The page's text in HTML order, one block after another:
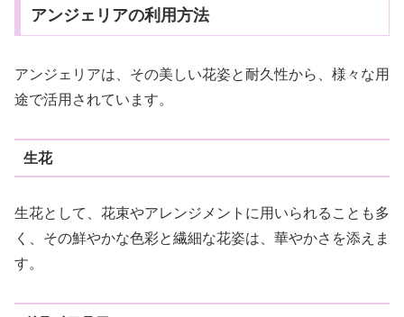
アンジェリアの利用方法
アンジェリアは、その美しい花姿と耐久性から、様々な用
途で活用されています。
生花
生花として、花束やアレンジメントに用いられることも多
く、その鮮やかな色彩と繊細な花姿は、華やかさを添えま
す。